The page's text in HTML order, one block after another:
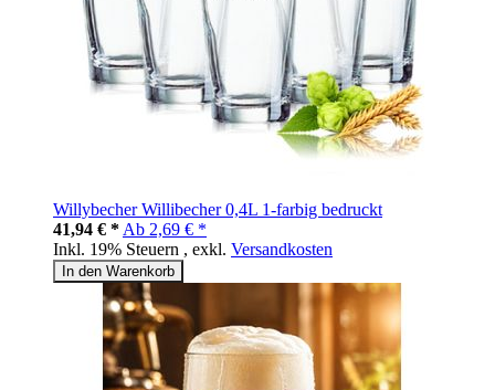
Willybecher Willibecher 0,4L 1-farbig bedruckt
41,94 € * Ab 2,69 € *
Inkl. 19% Steuern , exkl. Versandkosten
In den Warenkorb